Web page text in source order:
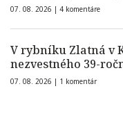
07. 08. 2026 | 4 komentáre
V rybníku Zlatná v
nezvestného 39-
07. 08. 2026 | 1 komentár